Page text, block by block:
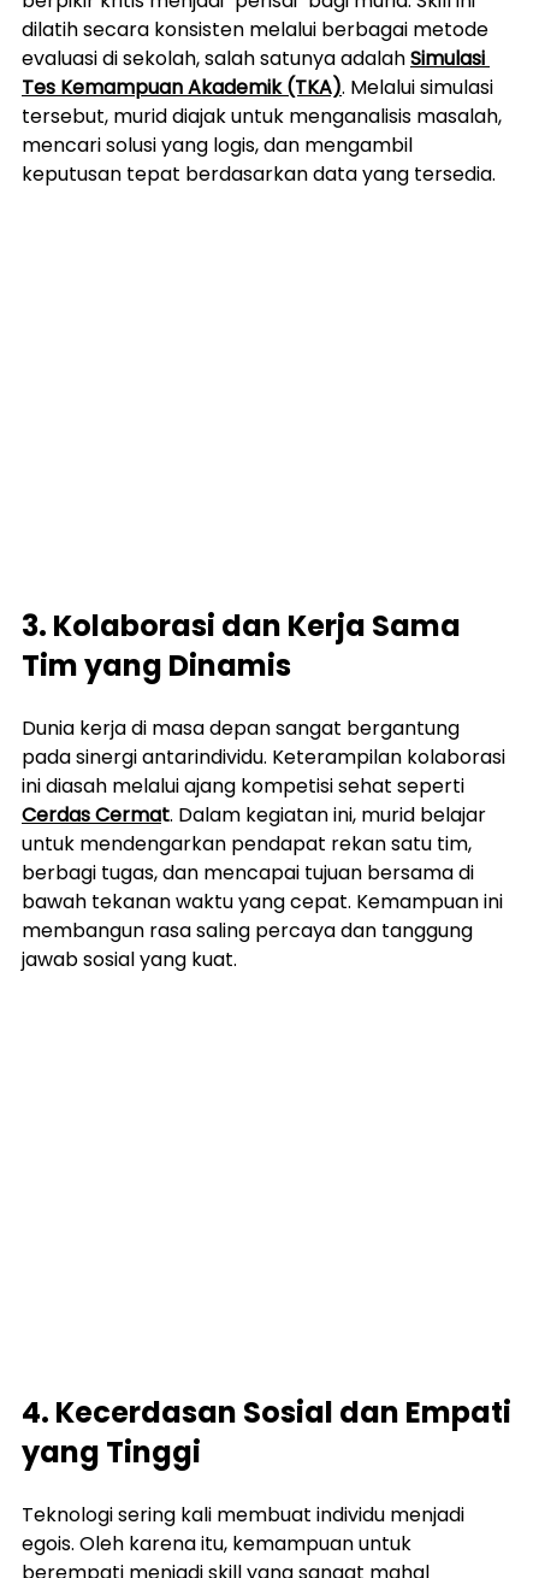
dilatih secara konsisten melalui berbagai metode
evaluasi di sekolah, salah satunya adalah Simulasi
Tes Kemampuan Akademik (TKA). Melalui simulasi
tersebut, murid diajak untuk menganalisis masalah,
mencari solusi yang logis, dan mengambil
keputusan tepat berdasarkan data yang tersedia.
3. Kolaborasi dan Kerja Sama
Tim yang Dinamis
Dunia kerja di masa depan sangat bergantung
pada sinergi antarindividu. Keterampilan kolaborasi
ini diasah melalui ajang kompetisi sehat seperti
Cerdas Cermat. Dalam kegiatan ini, murid belajar
untuk mendengarkan pendapat rekan satu tim,
berbagi tugas, dan mencapai tujuan bersama di
bawah tekanan waktu yang cepat. Kemampuan ini
membangun rasa saling percaya dan tanggung
jawab sosial yang kuat.
4. Kecerdasan Sosial dan Empati
yang Tinggi
Teknologi sering kali membuat individu menjadi
egois. Oleh karena itu, kemampuan untuk